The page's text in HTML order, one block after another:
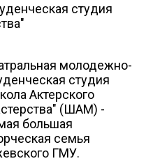
студия
молодежно-
студия
Актерского
(ШАМ) -
большая
семья
ГМУ.